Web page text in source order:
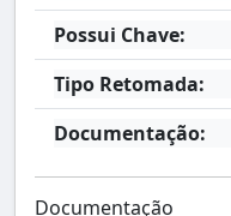
Possui Chave:
Tipo Retomada:
Documentação:
Documentação